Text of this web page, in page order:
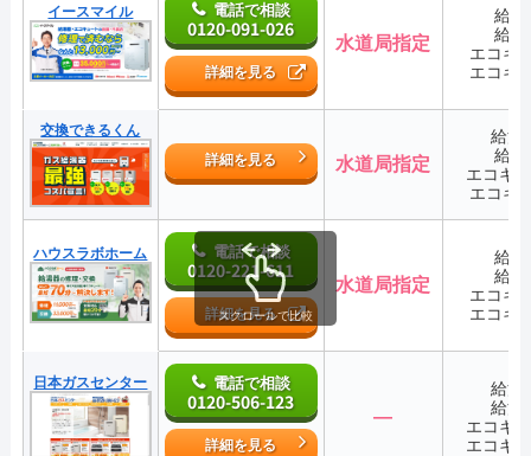
イースマイル 電話で相談
0120-091-026
詳細を見る
水道局指定
給
給
エコキ
エコキ
交換できるくん
詳細を見る
水道局指定
給湯
給
エコキ
エコキ
ハウスラボホーム 電話で相談
0120-221-611
詳細を見る
水道局指定
給
給
エコキ
エコキ
日本ガスセンター 電話で相談
0120-506-123
詳細を見る
―
給湯
給湯
エコキ
エコキ
スクロールで比較